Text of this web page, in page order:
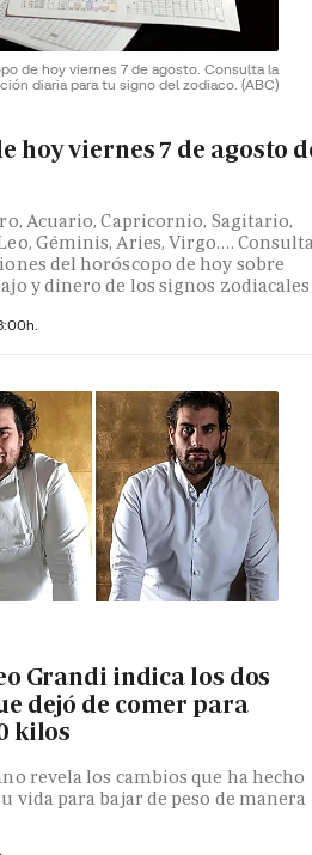
de hoy viernes 7 de agosto. Consulta la
diaria para tu signo del zodiaco. (ABC)
hoy viernes 7 de agosto
Acuario, Capricornio, Sagitario,
Géminis, Aries, Virgo….
del horóscopo de hoy sobre
y dinero de los signos zodiacales
Grandi indica los dos
dejó de comer para
kilos
revela los cambios que ha hecho
vida para bajar de peso de manera